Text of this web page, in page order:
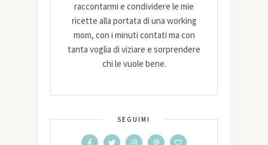
raccontarmi e condividere le mie
ricette alla portata di una working
mom, con i minuti contati ma con
tanta voglia di viziare e sorprendere
chi le vuole bene.
SEGUIMI